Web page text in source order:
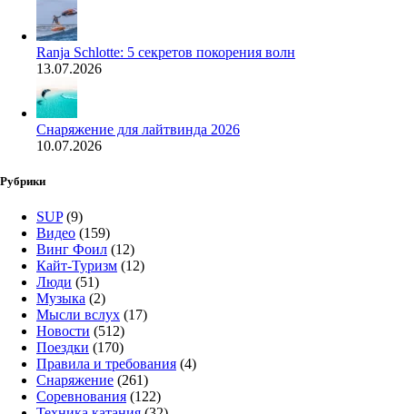
Ranja Schlotte: 5 секретов покорения волн
13.07.2026
Снаряжение для лайтвинда 2026
10.07.2026
Рубрики
SUP(9)
Видео (159)
Винг Фоил (12)
Кайт-Туризм (12)
Люди (51)
Музыка (2)
Мысли вслух (17)
Новости (512)
Поездки (170)
Правила и требования (4)
Снаряжение (261)
Соревнования (122)